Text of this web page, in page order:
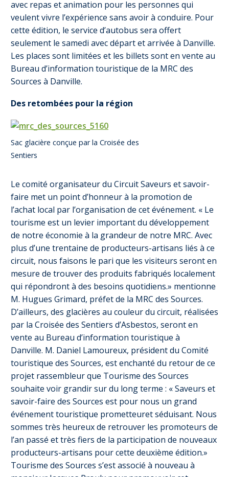
avec repas et animation pour les personnes qui
veulent vivre l’expérience sans avoir à conduire. Pour
cette édition, le service d’autobus sera offert
seulement le samedi avec départ et arrivée à Danville.
Les places sont limitées et les billets sont en vente au
Bureau d’information touristique de la MRC des
Sources à Danville.
Des retombées pour la région
Sac glacière conçue par la Croisée des
Sentiers
Le comité organisateur du Circuit Saveurs et savoir-
faire met un point d’honneur à la promotion de
l’achat local par l’organisation de cet événement. « Le
tourisme est un levier important du développement
de notre économie à la grandeur de notre MRC. Avec
plus d’une trentaine de producteurs-artisans liés à ce
circuit, nous faisons le pari que les visiteurs seront en
mesure de trouver des produits fabriqués localement
qui répondront à des besoins quotidiens.» mentionne
M. Hugues Grimard, préfet de la MRC des Sources.
D’ailleurs, des glacières au couleur du circuit, réalisées
par la Croisée des Sentiers d’Asbestos, seront en
vente au Bureau d’information touristique à
Danville. M. Daniel Lamoureux, président du Comité
touristique des Sources, est enchanté du retour de ce
projet rassembleur que Tourisme des Sources
souhaite voir grandir sur du long terme : « Saveurs et
savoir-faire des Sources est pour nous un grand
événement touristique prometteuret séduisant. Nous
sommes très heureux de retrouver les promoteurs de
l’an passé et très fiers de la participation de nouveaux
producteurs-artisans pour cette deuxième édition.»
Tourisme des Sources s’est associé à nouveau à